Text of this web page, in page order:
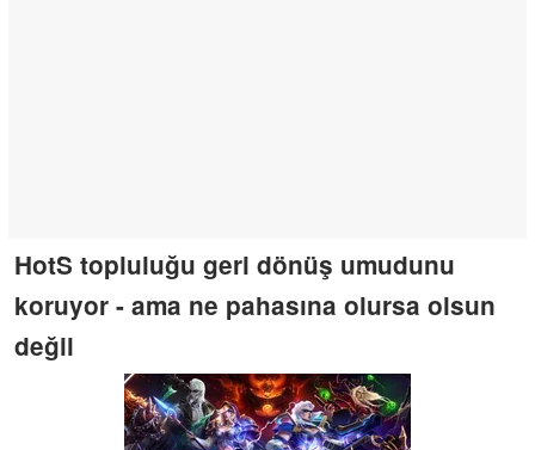
HotS topluluğu geri dönüş umudunu
koruyor - ama ne pahasına olursa olsun
değil